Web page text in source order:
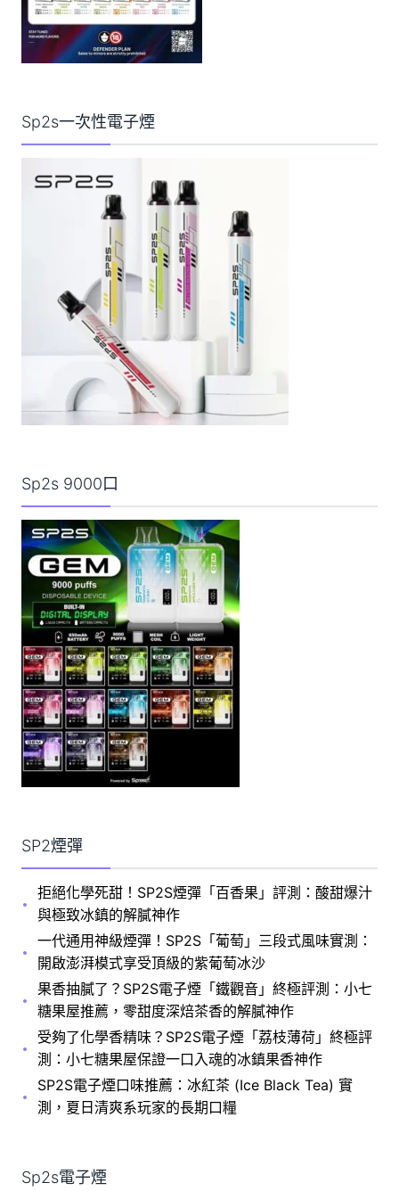
Sp2s一次性電子煙
Sp2s 9000口
SP2煙彈
拒絕化學死甜！SP2S煙彈「百香果」評測：酸甜爆汁
與極致冰鎮的解膩神作
一代通用神級煙彈！SP2S「葡萄」三段式風味實測：
開啟澎湃模式享受頂級的紫葡萄冰沙
果香抽膩了？SP2S電子煙「鐵觀音」終極評測：小七
糖果屋推薦，零甜度深焙茶香的解膩神作
受夠了化學香精味？SP2S電子煙「荔枝薄荷」終極評
測：小七糖果屋保證一口入魂的冰鎮果香神作
SP2S電子煙口味推薦：冰紅茶 (Ice Black Tea) 實
測，夏日清爽系玩家的長期口糧
Sp2s電子煙